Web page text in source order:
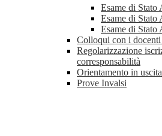
Esame di Stato
Esame di Stato
Esame di Stato
Colloqui con i
Regolarizzazione
corresponsabilità
Orientamento in uscita
Prove Invalsi